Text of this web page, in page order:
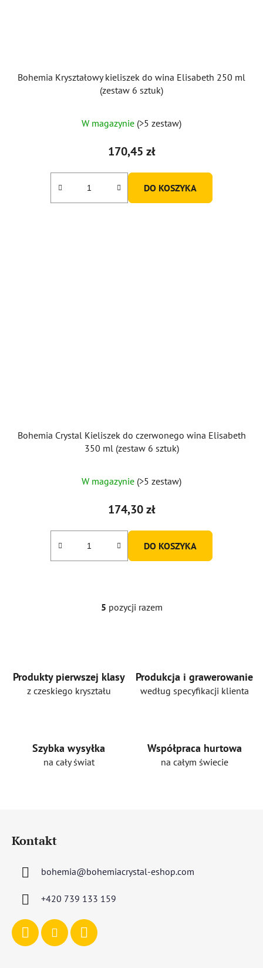
Bohemia Kryształowy kieliszek do wina Elisabeth 250 ml
(zestaw 6 sztuk)
W magazynie (>5 zestaw)
170,45 zł
DO KOSZYKA
Bohemia Crystal Kieliszek do czerwonego wina Elisabeth
350 ml (zestaw 6 sztuk)
W magazynie (>5 zestaw)
174,30 zł
DO KOSZYKA
K
o
5 pozycji razem
Produkty pierwszej klasy
z czeskiego kryształu
Produkcja i grawerowanie
według specyfikacji klienta
Szybka wysyłka
na cały świat
Współpraca hurtowa
na całym świecie
Kontakt
bohemia@bohemiacrystal-eshop.com
+420 739 133 159